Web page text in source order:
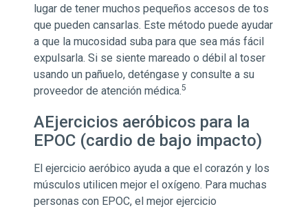
lugar de tener muchos pequeños accesos de tos
que pueden cansarlas. Este método puede ayudar
a que la mucosidad suba para que sea más fácil
expulsarla. Si se siente mareado o débil al toser
usando un pañuelo, deténgase y consulte a su
proveedor de atención médica.5
AEjercicios aeróbicos para la
EPOC (cardio de bajo impacto)
El ejercicio aeróbico ayuda a que el corazón y los
músculos utilicen mejor el oxígeno. Para muchas
personas con EPOC, el mejor ejercicio